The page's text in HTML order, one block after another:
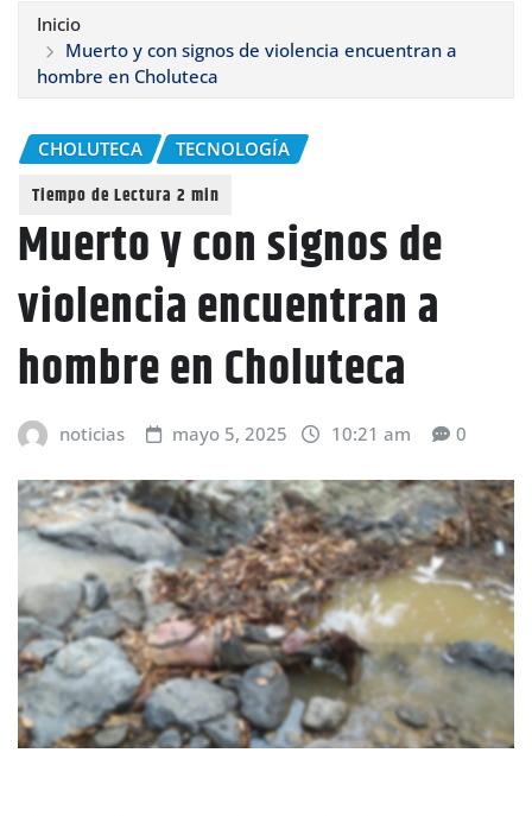
Inicio
Muerto y con signos de violencia encuentran a
hombre en Choluteca
CHOLUTECA TECNOLOGÍA
Muerto y con signos de
violencia encuentran a
hombre en Choluteca
noticias mayo 5, 2025 10:21 am 0